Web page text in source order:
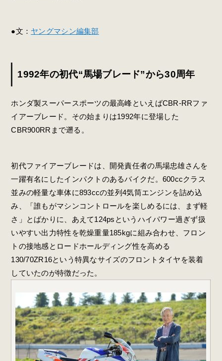
●文： ヤングマシン編集部
1992年の初代“馬場ブレード”から30周年
ホンダ製スーパースポーツの最高峰といえばCBR-RRファ
イアーブレード。その始まりは1992年に登場した
CBR900RRまで遡る。
初代ファイアーブレードは、開発責任者の馬場忠雄さんを
一躍有名にしたインパクトのあるバイクだ。600ccクラス
並みの軽量な車体に893ccの並列4気筒エンジンを詰め込
み、「誰もがマシンコントロールを楽しめるには、まず軽
さ」とばかりに、あえて124psというハイパワー過ぎず扱
いやすい出力特性を乾燥重量185kgに組み合わせ、フロン
トの接地感とロードホールディング性を高める
130/70ZR16という特異なサイズのフロントタイヤを装着
していたのが特徴だった。